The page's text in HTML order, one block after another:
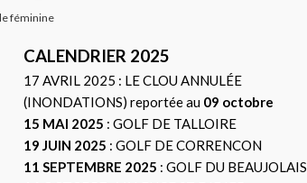
féminine
CALENDRIER 2025
17 AVRIL 2025 : LE CLOU ANNULÉE
(INONDATIONS) reportée au 09 octobre
15 MAI 2025 : GOLF DE TALLOIRE
19 JUIN 2025 : GOLF DE CORRENCON
11 SEPTEMBRE 2025 : GOLF DU BEAUJOLAIS